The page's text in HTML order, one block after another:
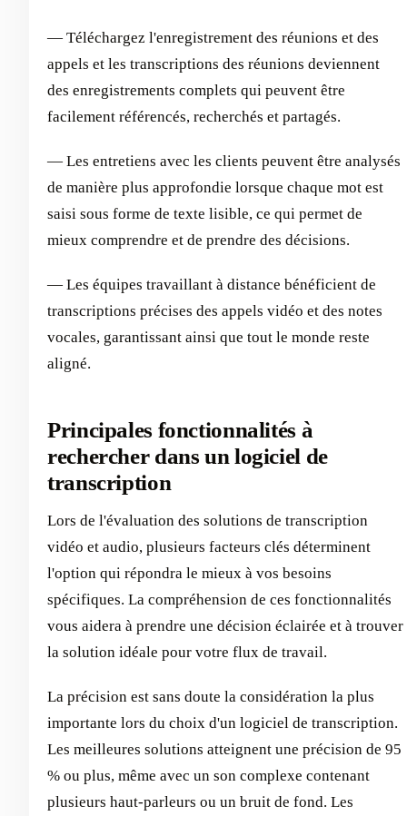
— Téléchargez l'enregistrement des réunions et des
appels et les transcriptions des réunions deviennent
des enregistrements complets qui peuvent être
facilement référencés, recherchés et partagés.
— Les entretiens avec les clients peuvent être analysés
de manière plus approfondie lorsque chaque mot est
saisi sous forme de texte lisible, ce qui permet de
mieux comprendre et de prendre des décisions.
— Les équipes travaillant à distance bénéficient de
transcriptions précises des appels vidéo et des notes
vocales, garantissant ainsi que tout le monde reste
aligné.
Principales fonctionnalités à
rechercher dans un logiciel de
transcription
Lors de l'évaluation des solutions de transcription
vidéo et audio, plusieurs facteurs clés déterminent
l'option qui répondra le mieux à vos besoins
spécifiques. La compréhension de ces fonctionnalités
vous aidera à prendre une décision éclairée et à trouver
la solution idéale pour votre flux de travail.
La précision est sans doute la considération la plus
importante lors du choix d'un logiciel de transcription.
Les meilleures solutions atteignent une précision de 95
% ou plus, même avec un son complexe contenant
plusieurs haut-parleurs ou un bruit de fond. Les